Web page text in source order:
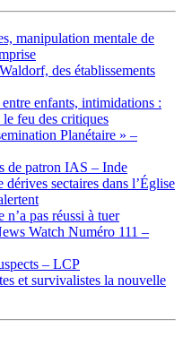
manipulation mentale de
des établissements
enfants, intimidations :
feu des critiques
Planétaire » –
de patron IAS – Inde
sectaires dans l’Église
pas réussi à tuer
Watch Numéro 111 –
– LCP
et survivalistes la nouvelle